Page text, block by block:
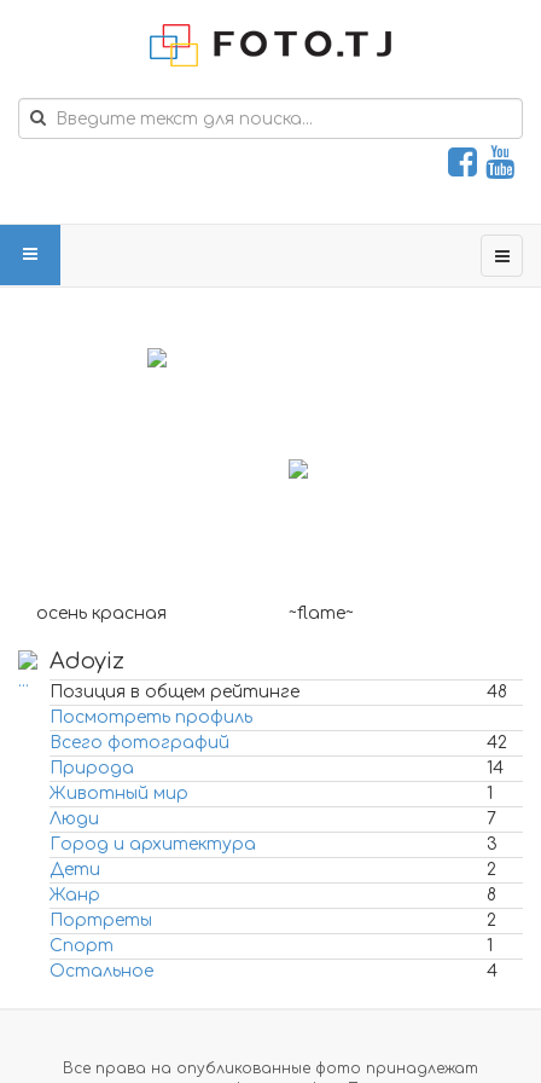
осень красная ~flame~
Adoyiz
Позиция в общем рейтинге
48
Посмотреть профиль
Всего фотографий
42
Природа
14
Животный мир
1
Люди
7
Город и архитектура
3
Дети
2
Жанр
8
Портреты
2
Спорт
1
Остальное
4
Все права на опубликованные фото принадлежат